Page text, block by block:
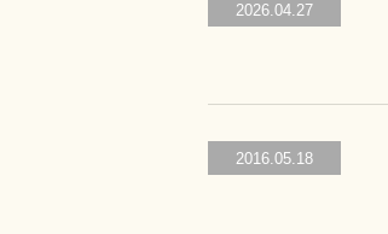
2026.04.27
2016.05.18